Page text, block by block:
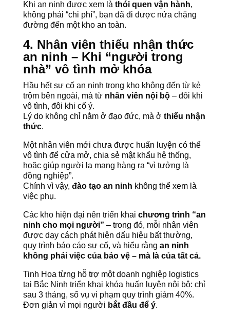
Khi an ninh được xem là thói quen vận hành,
không phải “chi phí”, bạn đã đi được nửa chặng
đường đến một kho an toàn.
4. Nhân viên thiếu nhận thức
an ninh – Khi “người trong
nhà” vô tình mở khóa
Hầu hết sự cố an ninh trong kho không đến từ kẻ
trộm bên ngoài, mà từ nhân viên nội bộ– đôi khi
vô tình, đôi khi cố ý.
Lý do không chỉ nằm ở đạo đức, mà ở thiếu nhận
thức.
Một nhân viên mới chưa được huấn luyện có thể
vô tình để cửa mở, chia sẻ mật khẩu hệ thống,
hoặc giúp người lạ mang hàng ra “vì tưởng là
đồng nghiệp”.
Chính vì vậy, đào tạo an ninh không thể xem là
việc phụ.
Các kho hiện đại nên triển khai chương trình “an
ninh cho mọi người” – trong đó, mỗi nhân viên
được dạy cách phát hiện dấu hiệu bất thường,
quy trình báo cáo sự cố, và hiểu rằng an ninh
không phải việc của bảo vệ – mà là của tất cả.
Tinh Hoa từng hỗ trợ một doanh nghiệp logistics
tại Bắc Ninh triển khai khóa huấn luyện nội bộ: chỉ
sau 3 tháng, số vụ vi phạm quy trình giảm 40%.
Đơn giản vì mọi người bắt đầu để ý.